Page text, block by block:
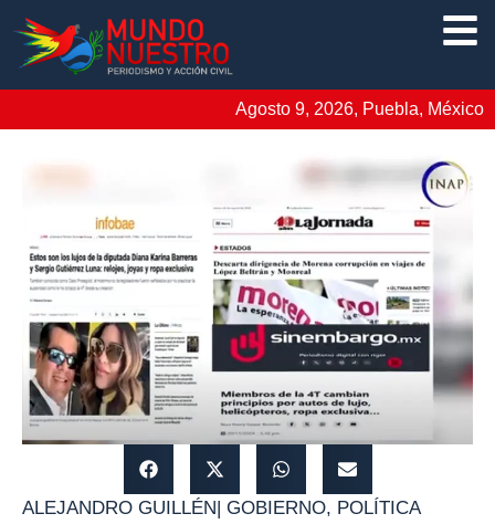
Agosto 9, 2026, Puebla, México
ALEJANDRO GUILLÉN GOBIERNO, POLÍTICA